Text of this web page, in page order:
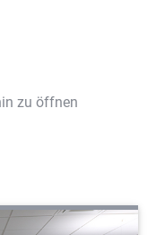
zu öffnen